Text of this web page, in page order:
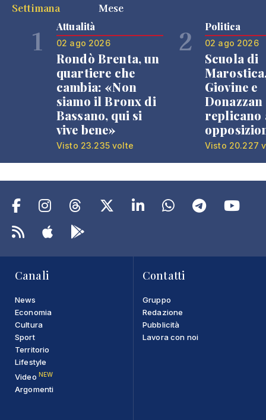
Settimana
Mese
1 Attualità
02 ago 2026
Rondò Brenta, un
quartiere che
cambia: «Non
siamo il Bronx di
Bassano, qui si
vive bene»
Visto 23.235 volte
2 Politica
02 ago 2026
Scuola di
Giovine e
Donazzan
replicano
Visto 20.227
Canali
News
Economia
Cultura
Sport
Territorio
Lifestyle
Video NEW
Argomenti
Contatti
Gruppo
Redazione
Pubblicità
Lavora con noi